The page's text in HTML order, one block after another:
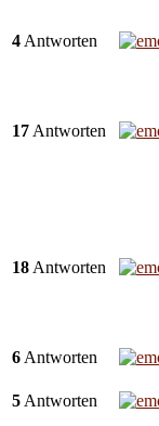
4 Antworten
17 Antworten
18 Antworten
6 Antworten
5 Antworten